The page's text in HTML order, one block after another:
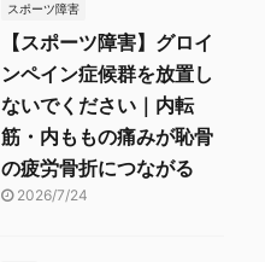
スポーツ障害
【スポーツ障害】グロイ
ンペイン症候群を放置し
ないでください｜内転
筋・内ももの痛みが恥骨
の疲労骨折につながる
2026/7/24